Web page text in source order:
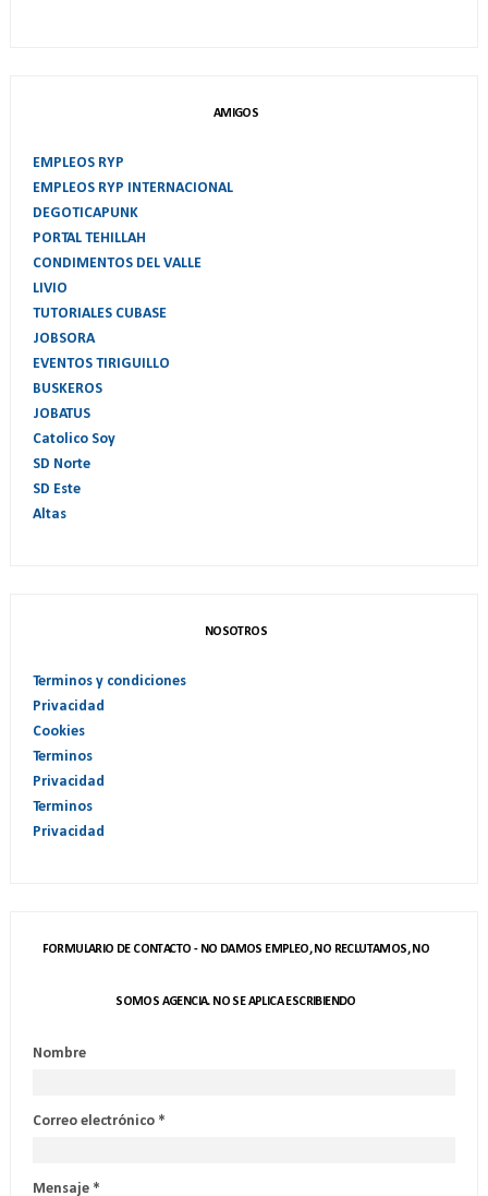
AMIGOS
EMPLEOS RYP
EMPLEOS RYP INTERNACIONAL
DEGOTICAPUNK
PORTAL TEHILLAH
CONDIMENTOS DEL VALLE
LIVIO
TUTORIALES CUBASE
JOBSORA
EVENTOS TIRIGUILLO
BUSKEROS
JOBATUS
Catolico Soy
SD Norte
SD Este
Altas
NOSOTROS
Terminos y condiciones
Privacidad
Cookies
Terminos
Privacidad
Terminos
Privacidad
FORMULARIO DE CONTACTO - NO DAMOS EMPLEO, NO RECLUTAMOS, NO
SOMOS AGENCIA. NO SE APLICA ESCRIBIENDO
Nombre
Correo electrónico *
Mensaje *